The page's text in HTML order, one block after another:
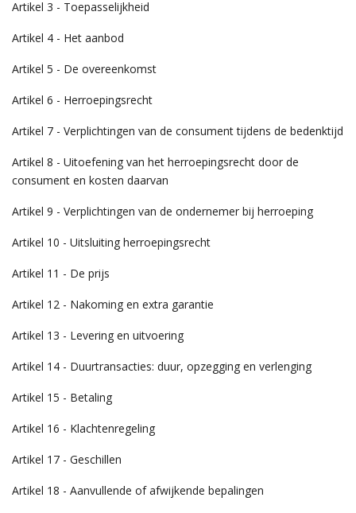
Artikel 3 - Toepasselijkheid
Artikel 4 - Het aanbod
Artikel 5 - De overeenkomst
Artikel 6 - Herroepingsrecht
Artikel 7 - Verplichtingen van de consument tijdens de bedenktijd
Artikel 8 - Uitoefening van het herroepingsrecht door de
consument en kosten daarvan
Artikel 9 - Verplichtingen van de ondernemer bij herroeping
Artikel 10 - Uitsluiting herroepingsrecht
Artikel 11 - De prijs
Artikel 12 - Nakoming en extra garantie
Artikel 13 - Levering en uitvoering
Artikel 14 - Duurtransacties: duur, opzegging en verlenging
Artikel 15 - Betaling
Artikel 16 - Klachtenregeling
Artikel 17 - Geschillen
Artikel 18 - Aanvullende of afwijkende bepalingen